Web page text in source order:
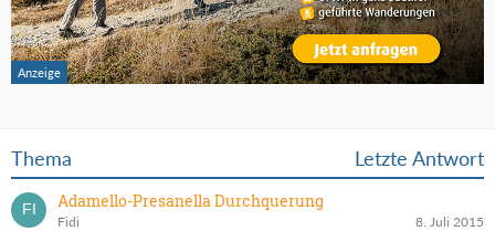
Thema Letzte Antwort
Adamello-Presanella Durchquerung
Fidi 8. Juli 2015